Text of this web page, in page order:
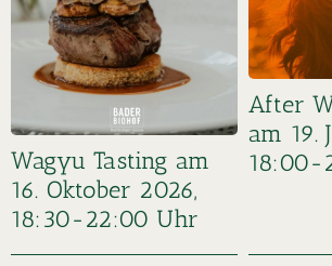
Wagyu Tasting am
16. Oktober 2026,
18:30-22:00 Uhr
After
am 19.
18:00-